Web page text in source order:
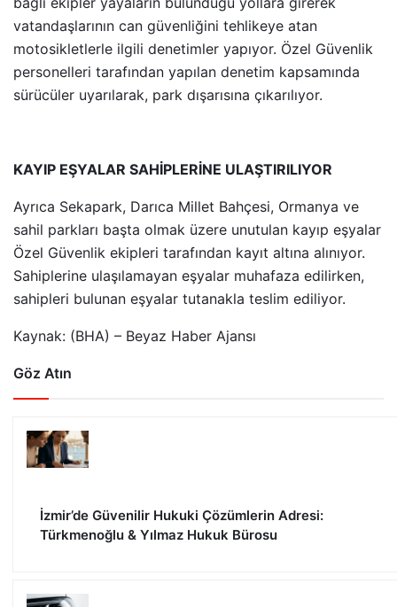
vatandaşlarının can güvenliğini tehlikeye atan
motosikletlerle ilgili denetimler yapıyor. Özel Güvenlik
personelleri tarafından yapılan denetim kapsamında
sürücüler uyarılarak, park dışarısına çıkarılıyor.
KAYIP EŞYALAR SAHİPLERİNE ULAŞTIRILIYOR
Ayrıca Sekapark, Darıca Millet Bahçesi, Ormanya ve
sahil parkları başta olmak üzere unutulan kayıp eşyalar
Özel Güvenlik ekipleri tarafından kayıt altına alınıyor.
Sahiplerine ulaşılamayan eşyalar muhafaza edilirken,
sahipleri bulunan eşyalar tutanakla teslim ediliyor.
Kaynak: (BHA) – Beyaz Haber Ajansı
Göz Atın
İzmir’de Güvenilir Hukuki Çözümlerin Adresi:
Türkmenoğlu & Yılmaz Hukuk Bürosu